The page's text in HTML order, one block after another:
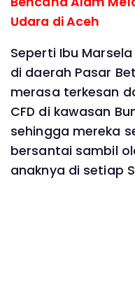
Udara di Aceh
Seperti Ibu
di daerah Pasar
merasa terkesan
CFD di kawasan
sehingga mereka
bersantai sambil
anaknya di setiap